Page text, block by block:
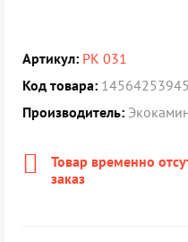
Артикул: РК 031
Код товара: 14564253945
Производитель:
Товар временно
заказ